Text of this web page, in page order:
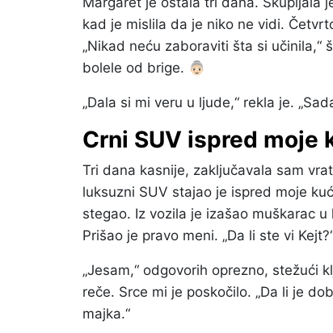
kad je mislila da je niko ne vidi.
„Nikad neću zaboraviti šta si učinila,“
bolele od brige. 👵🏻
„Dala si mi veru u ljude,“ rekla je.
Crni SUV ispred moje
Tri dana kasnije, zaključavala sam
luksuzni SUV stajao je ispred moje
stegao. Iz vozila je izašao muškarac
Prišao je pravo meni. „Da li ste vi
„Jesam,“ odgovorih oprezno, stežući
reče. Srce mi je poskočilo. „Da li je
majka.“